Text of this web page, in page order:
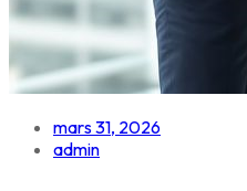
mars 31, 2026
admin